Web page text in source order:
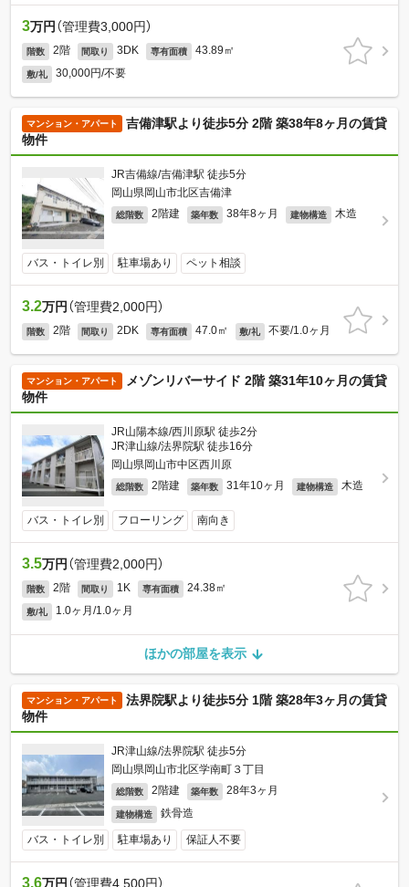
3万円 （管理費3,000円）
階数 2階 間取り 3DK 専有面積 43.89㎡
敷/礼 30,000円/不要
マンション・アパート
吉備津駅より徒歩5分 2階 築38年8ヶ月の賃貸
物件
JR吉備線/吉備津駅 徒歩5分
岡山県岡山市北区吉備津
総階数 2階建 築年数 38年8ヶ月 建物構造 木造
バス・トイレ別 駐車場あり ペット相談
3.2万円 （管理費2,000円）
階数 2階 間取り 2DK 専有面積 47.0㎡ 敷/礼 不要/1.0ヶ月
マンション・アパート
メゾンリバーサイド 2階 築31年10ヶ月の賃貸
物件
JR山陽本線/西川原駅 徒歩2分
JR津山線/法界院駅 徒歩16分
岡山県岡山市中区西川原
総階数 2階建 築年数 31年10ヶ月 建物構造 木造
バス・トイレ別 フローリング 南向き
3.5万円 （管理費2,000円）
階数 2階 間取り 1K 専有面積 24.38㎡
敷/礼 1.0ヶ月/1.0ヶ月
ほかの部屋を表示
マンション・アパート
法界院駅より徒歩5分 1階 築28年3ヶ月の賃貸
物件
JR津山線/法界院駅 徒歩5分
岡山県岡山市北区学南町３丁目
総階数 2階建 築年数 28年3ヶ月
建物構造 鉄骨造
バス・トイレ別 駐車場あり 保証人不要
3.6万円 （管理費4,500円）